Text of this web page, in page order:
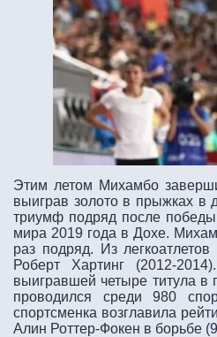
Этим летом Михамбо
выиграв золото в прыжках в
триумф подряд после
мира 2019 года в Дохе.
раз подряд. Из
Роберт Хартинг (2012-
выигравшей четыре титула
проводился среди 980
спортсменка возглавила
Алин Роттер-Фокен в борьбе